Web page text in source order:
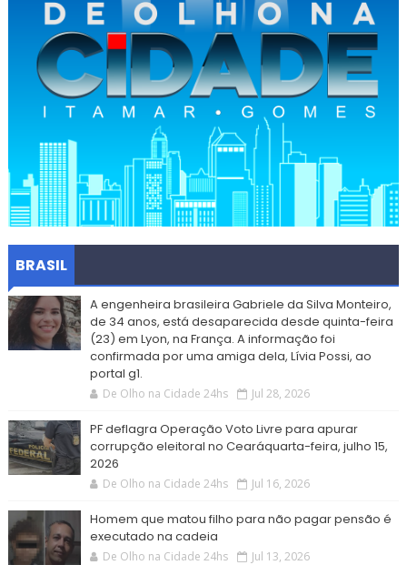
BRASIL
A engenheira brasileira Gabriele da Silva Monteiro,
de 34 anos, está desaparecida desde quinta-feira
(23) em Lyon, na França. A informação foi
confirmada por uma amiga dela, Lívia Possi, ao
portal g1.
De Olho na Cidade 24hs Jul 28, 2026
PF deflagra Operação Voto Livre para apurar
corrupção eleitoral no Cearáquarta-feira, julho 15,
2026
De Olho na Cidade 24hs Jul 16, 2026
Homem que matou filho para não pagar pensão é
executado na cadeia
De Olho na Cidade 24hs Jul 13, 2026